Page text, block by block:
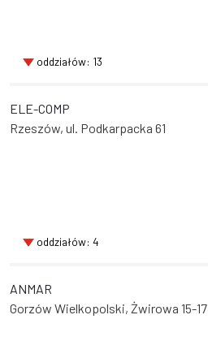
oddziałów: 13
ELE-COMP
Rzeszów, ul. Podkarpacka 61
oddziałów: 4
ANMAR
Gorzów Wielkopolski, Żwirowa 15-17